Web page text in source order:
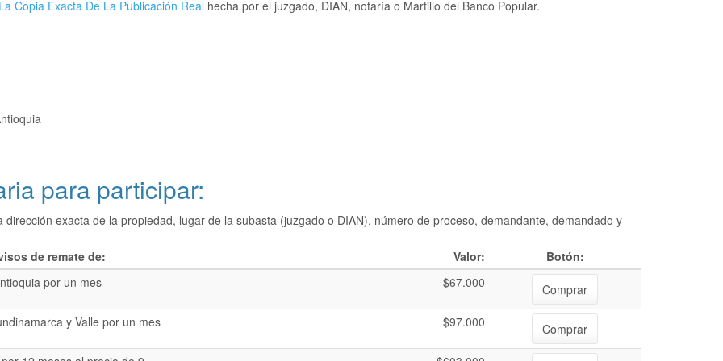
Copia Exacta De La Publicación Real hecha por el juzgado, DIAN, notaría o Martillo del Banco Popular.
para participar:
exacta de la propiedad, lugar de la subasta (juzgado o DIAN), número de proceso, demandante, demandado y
de remate de: Valor:
Botón:
por un mes
$67.000
Comprar
y Valle por un mes
$97.000
Comprar